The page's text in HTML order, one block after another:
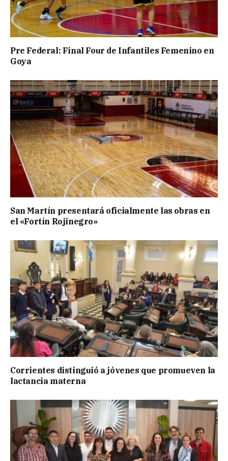
Pre Federal: Final Four de Infantiles Femenino en
Goya
San Martín presentará oficialmente las obras en
el «Fortín Rojinegro»
Corrientes distinguió a jóvenes que promueven la
lactancia materna